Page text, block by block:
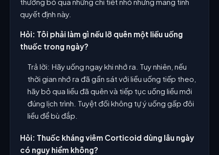
quyết định này.
Hỏi: Tôi phải làm gì nếu lỡ quên một liều uống
thuốc trong ngày?
Trả lời: Hãy uống ngay khi nhớ ra. Tuy nhiên, nếu
thời gian nhớ ra đã gần sát với liều uống tiếp theo,
hãy bỏ qua liều đã quên và tiếp tục uống liều mới
đúng lịch trình. Tuyệt đối không tự ý uống gấp đôi
liều để bù đắp.
Hỏi: Thuốc kháng viêm Corticoid dùng lâu ngày
có nguy hiểm không?